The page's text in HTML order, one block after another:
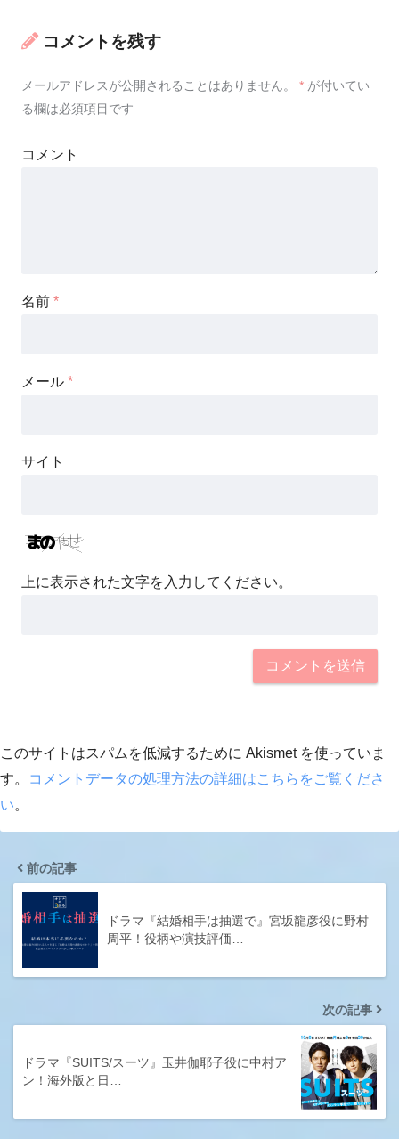
コメントを残す
メールアドレスが公開されることはありません。 * が付いてい
る欄は必須項目です
コメント
名前 *
メール *
サイト
上に表示された文字を入力してください。
このサイトはスパムを低減するために Akismet を使っていま
す。
コメントデータの処理方法の詳細はこちらをご覧くださ
い。
前の記事
ドラマ『結婚相手は抽選で』宮坂龍彦役に野村
周平！役柄や演技評価…
次の記事
ドラマ『SUITS/スーツ』玉井伽耶子役に中村ア
ン！海外版と日…